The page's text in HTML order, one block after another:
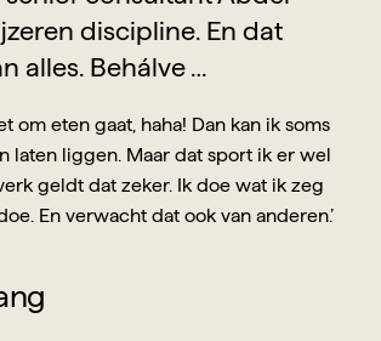
discipline. En dat
alles. Behálve …
om eten gaat, haha! Dan kan ik soms
laten liggen. Maar dat sport ik er wel
geldt dat zeker. Ik doe wat ik zeg
En verwacht dat ook van anderen.’